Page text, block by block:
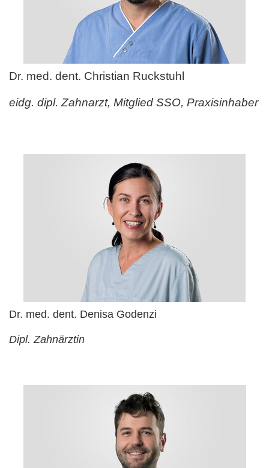
Dr. med. dent. Christian Ruckstuhl
eidg. dipl. Zahnarzt, Mitglied SSO, Praxisinhaber
Dr. med. dent. Denisa Godenzi
Dipl. Zahnärztin